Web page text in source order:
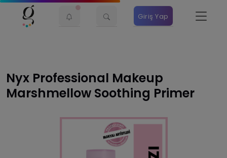
Giriş Yap
Nyx Professional Makeup
Marshmellow Soothing Primer